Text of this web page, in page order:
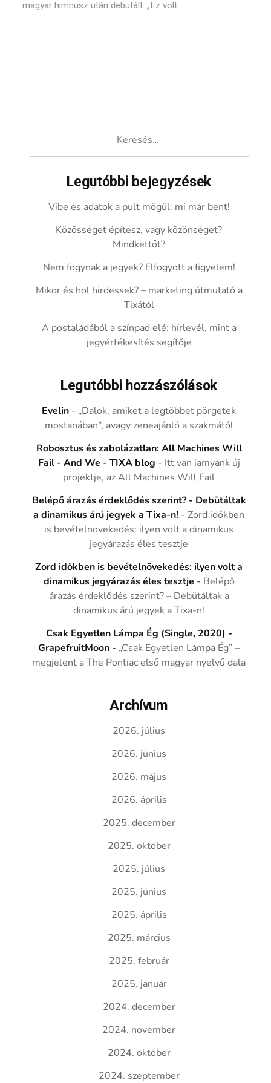
magyar himnusz után debütált. „Ez volt...
Legutóbbi bejegyzések
Vibe és adatok a pult mögül: mi már bent!
Közösséget építesz, vagy közönséget?
Mindkettőt?
Nem fogynak a jegyek? Elfogyott a figyelem!
Mikor és hol hirdessek? – marketing útmutató a
Tixától
A postaládából a színpad elé: hírlevél, mint a
jegyértékesítés segítője
Legutóbbi hozzászólások
Evelin - „Dalok, amiket a legtöbbet pörgetek
mostanában”, avagy zeneajánló a szakmától
Robosztus és zabolázatlan: All Machines Will
Fail - And We - TIXA blog - Itt van iamyank új
projektje, az All Machines Will Fail
Belépő árazás érdeklődés szerint? - Debütáltak
a dinamikus árú jegyek a Tixa-n! -Zord időkben
is bevételnövekedés: ilyen volt a dinamikus
jegyárazás éles tesztje
Zord időkben is bevételnövekedés: ilyen volt a
dinamikus jegyárazás éles tesztje - Belépő
árazás érdeklődés szerint? – Debütáltak a
dinamikus árú jegyek a Tixa-n!
Csak Egyetlen Lámpa Ég (Single, 2020) -
GrapefruitMoon - „Csak Egyetlen Lámpa Ég” –
megjelent a The Pontiac első magyar nyelvű dala
Archívum
2026. július
2026. június
2026. május
2026. április
2025. december
2025. október
2025. július
2025. június
2025. április
2025. március
2025. február
2025. január
2024. december
2024. november
2024. október
2024. szeptember